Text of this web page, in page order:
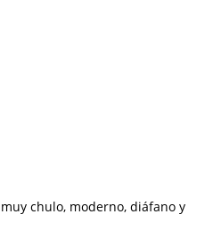
chulo, moderno, diáfano y